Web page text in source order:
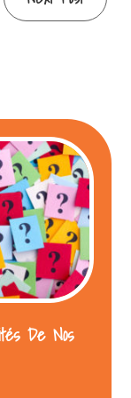
De Nos